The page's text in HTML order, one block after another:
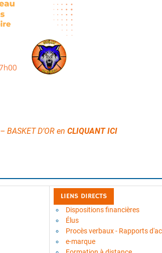
D’OR en CLIQUANT ICI
LIENS DIRECTS
Dispositions financières
Élus
Procès verbaux - Rapports
e-marque